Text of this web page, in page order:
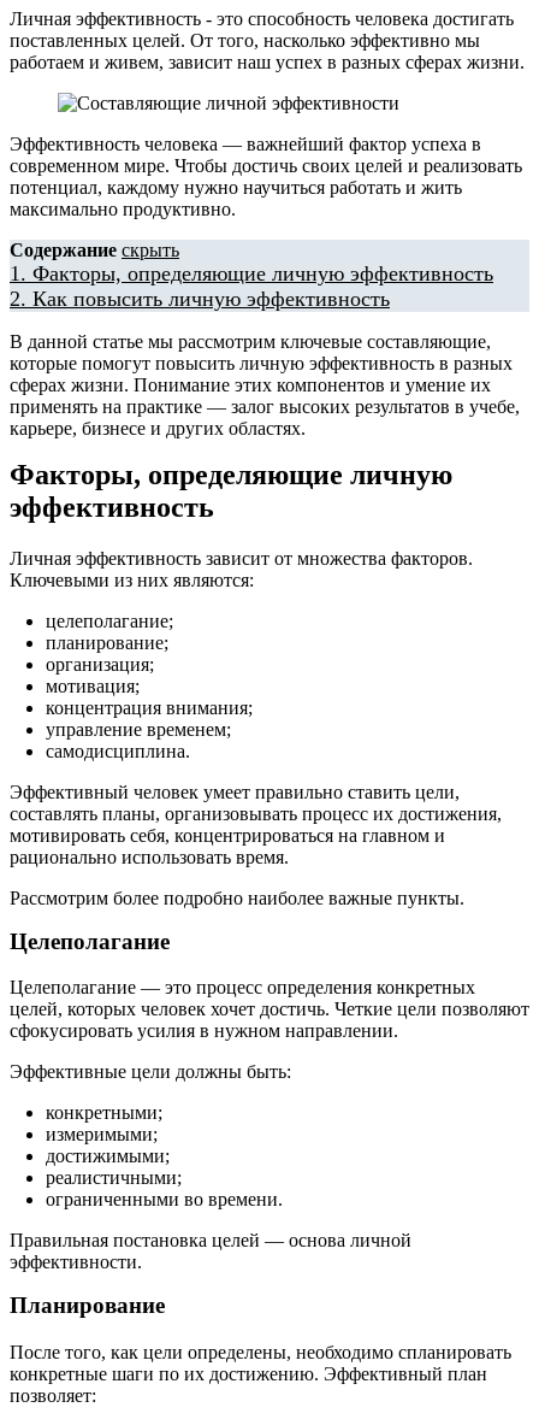
Личная эффективность - это способность человека достигать
поставленных целей. От того, насколько эффективно мы
работаем и живем, зависит наш успех в разных сферах жизни.
Эффективность человека — важнейший фактор успеха в
современном мире. Чтобы достичь своих целей и реализовать
потенциал, каждому нужно научиться работать и жить
максимально продуктивно.
Содержание скрыть
1. Факторы, определяющие личную эффективность
2. Как повысить личную эффективность
В данной статье мы рассмотрим ключевые составляющие,
которые помогут повысить личную эффективность в разных
сферах жизни. Понимание этих компонентов и умение их
применять на практике — залог высоких результатов в учебе,
карьере, бизнесе и других областях.
Факторы, определяющие личную
эффективность
Личная эффективность зависит от множества факторов.
Ключевыми из них являются:
целеполагание;
планирование;
организация;
мотивация;
концентрация внимания;
управление временем;
самодисциплина.
Эффективный человек умеет правильно ставить цели,
составлять планы, организовывать процесс их достижения,
мотивировать себя, концентрироваться на главном и
рационально использовать время.
Рассмотрим более подробно наиболее важные пункты.
Целеполагание
Целеполагание — это процесс определения конкретных
целей, которых человек хочет достичь. Четкие цели позволяют
сфокусировать усилия в нужном направлении.
Эффективные цели должны быть:
конкретными;
измеримыми;
достижимыми;
реалистичными;
ограниченными во времени.
Правильная постановка целей — основа личной
эффективности.
Планирование
После того, как цели определены, необходимо спланировать
конкретные шаги по их достижению. Эффективный план
позволяет: